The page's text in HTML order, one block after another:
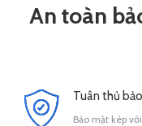
An toàn
Tuân thủ
Bảo mật kép